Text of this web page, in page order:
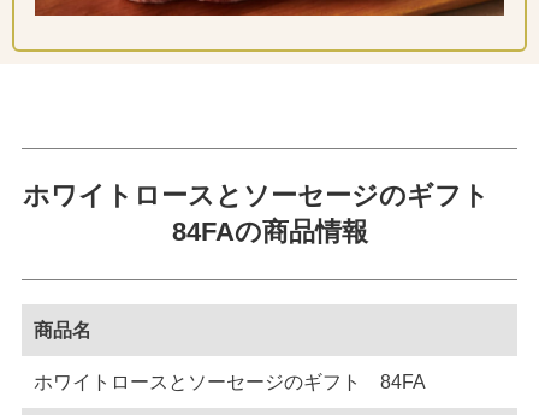
ホワイトロースとソーセージのギフト
84FAの商品情報
商品名
ホワイトロースとソーセージのギフト 84FA